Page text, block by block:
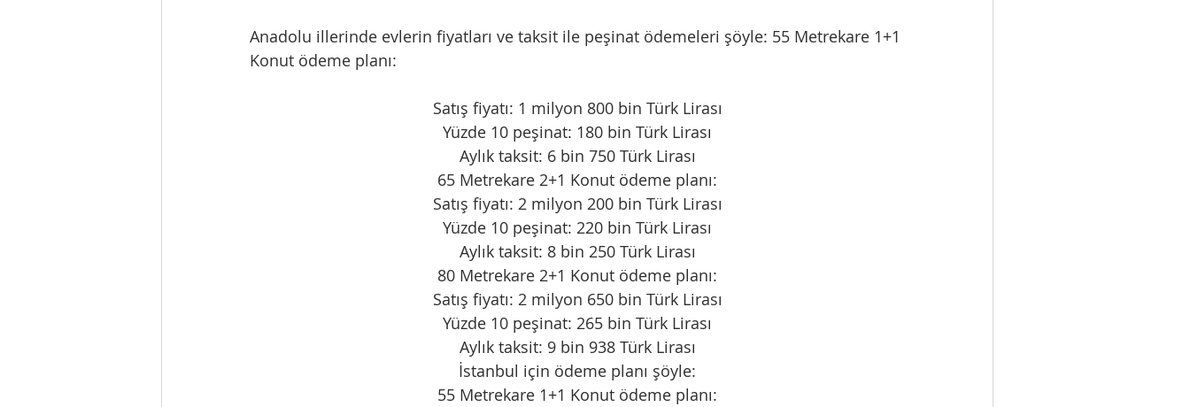
Anadolu illerinde evlerin fiyatları ve taksit ile peşinat ödemeleri şöyle: 55 Metrekare 1+1
Konut ödeme planı:
Satış fiyatı: 1 milyon 800 bin Türk Lirası
Yüzde 10 peşinat: 180 bin Türk Lirası
Aylık taksit: 6 bin 750 Türk Lirası
65 Metrekare 2+1 Konut ödeme planı:
Satış fiyatı: 2 milyon 200 bin Türk Lirası
Yüzde 10 peşinat: 220 bin Türk Lirası
Aylık taksit: 8 bin 250 Türk Lirası
80 Metrekare 2+1 Konut ödeme planı:
Satış fiyatı: 2 milyon 650 bin Türk Lirası
Yüzde 10 peşinat: 265 bin Türk Lirası
Aylık taksit: 9 bin 938 Türk Lirası
İstanbul için ödeme planı şöyle:
55 Metrekare 1+1 Konut ödeme planı: